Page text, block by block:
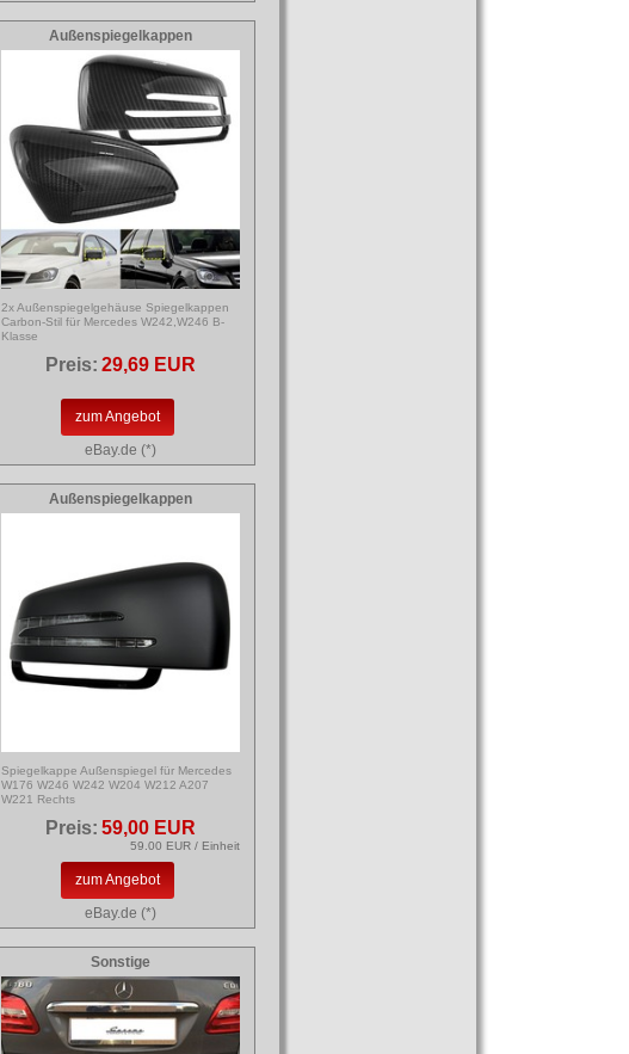
Außenspiegelkappen
2x Außenspiegelgehäuse Spiegelkappen
Carbon-Stil für Mercedes W242,W246 B-
Klasse
Preis: 29,69 EUR
zum Angebot
eBay.de (*)
Außenspiegelkappen
Spiegelkappe Außenspiegel für Mercedes
W176 W246 W242 W204 W212 A207
W221 Rechts
Preis: 59,00 EUR
59.00 EUR / Einheit
zum Angebot
eBay.de (*)
Sonstige